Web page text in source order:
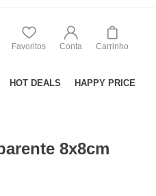
Favoritos Conta Carrinho
HOT DEALS HAPPY PRICE
8x8cm